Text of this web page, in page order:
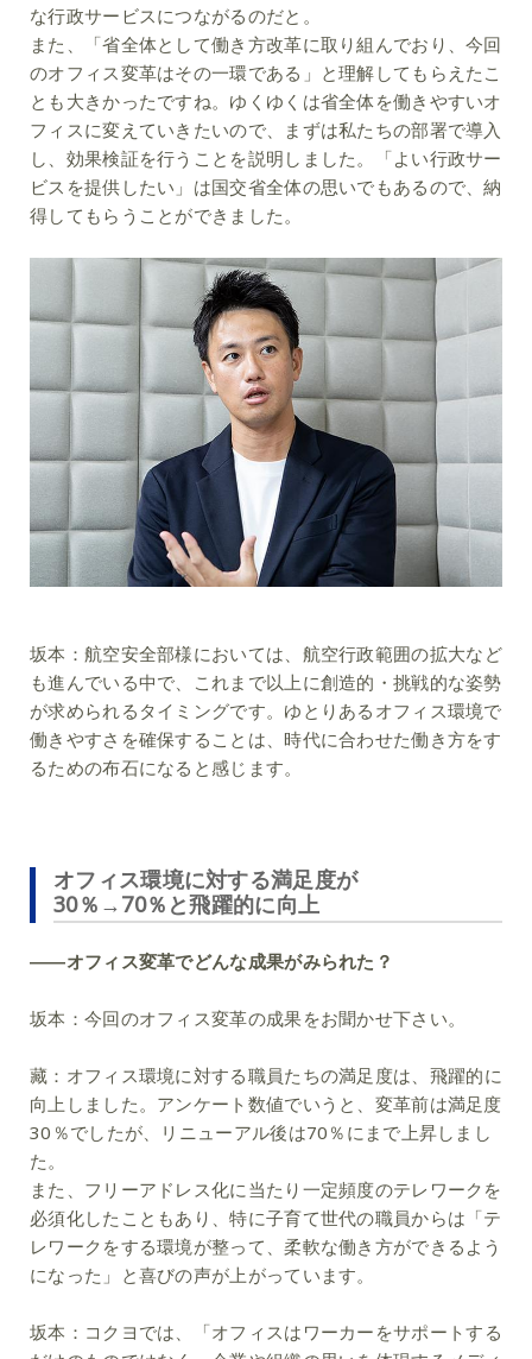
な行政サービスにつながるのだと。
また、「省全体として働き方改革に取り組んでおり、今回
のオフィス変革はその一環である」と理解してもらえたこ
とも大きかったですね。ゆくゆくは省全体を働きやすいオ
フィスに変えていきたいので、まずは私たちの部署で導入
し、効果検証を行うことを説明しました。「よい行政サー
ビスを提供したい」は国交省全体の思いでもあるので、納
得してもらうことができました。
坂本： 航空安全部様においては、航空行政範囲の拡大など
も進んでいる中で、これまで以上に創造的・挑戦的な姿勢
が求められるタイミングです。ゆとりあるオフィス環境で
働きやすさを確保することは、時代に合わせた働き方をす
るための布石になると感じます。
オフィス環境に対する満足度が
30％→70％と飛躍的に向上
――オフィス変革でどんな成果がみられた？
坂本： 今回のオフィス変革の成果をお聞かせ下さい。
藏： オフィス環境に対する職員たちの満足度は、飛躍的に
向上しました。アンケート数値でいうと、変革前は満足度
30％でしたが、リニューアル後は70％にまで上昇しまし
た。
また、フリーアドレス化に当たり一定頻度のテレワークを
必須化したこともあり、特に子育て世代の職員からは「テ
レワークをする環境が整って、柔軟な働き方ができるよう
になった」と喜びの声が上がっています。
坂本： コクヨでは、「オフィスはワーカーをサポートする